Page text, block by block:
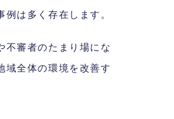
は多く存在します。
不審者のたまり場にな
域全体の環境を改善す